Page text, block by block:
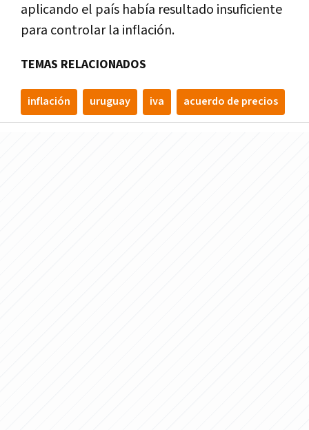
aplicando el país había resultado insuficiente
para controlar la inflación.
TEMAS RELACIONADOS
inflación uruguay iva acuerdo de precios